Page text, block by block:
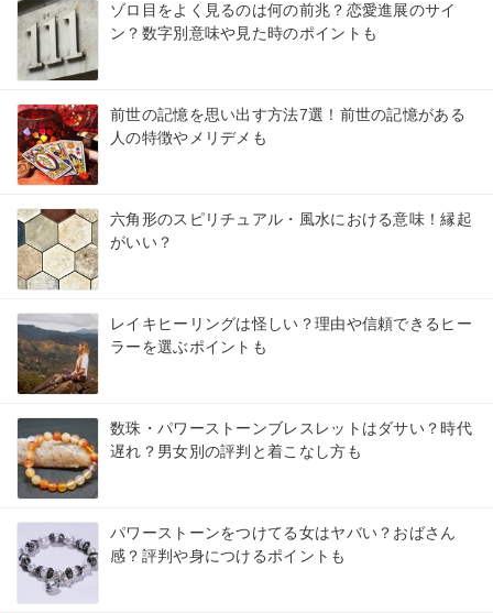
ゾロ目をよく見るのは何の前兆？恋愛進展のサイ
ン？数字別意味や見た時のポイントも
前世の記憶を思い出す方法7選！前世の記憶がある
人の特徴やメリデメも
六角形のスピリチュアル・風水における意味！縁起
がいい？
レイキヒーリングは怪しい？理由や信頼できるヒー
ラーを選ぶポイントも
数珠・パワーストーンブレスレットはダサい？時代
遅れ？男女別の評判と着こなし方も
パワーストーンをつけてる女はヤバい？おばさん
感？評判や身につけるポイントも